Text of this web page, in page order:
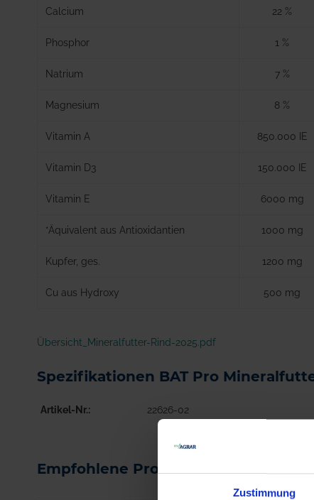
Zustimmung
Calcium 22 %
Phosphor 1 %
Natrium 7 %
Magnesium 8 %
Vitamin A 850.000 IE
Vitamin D3 150.000 IE
Vitamin E 6000 mg
*Äquivalent aus Antioxidantien 1000 mg
Kupfer, ges. 1200 mg
Cu aus Hydroxy 500 mg
Übersicht_Mineralfutter-Rind-2025.pdf
Spezifikationen BAT Pro
Artikel-Nr. 22626-02
Empfohlene Produkte